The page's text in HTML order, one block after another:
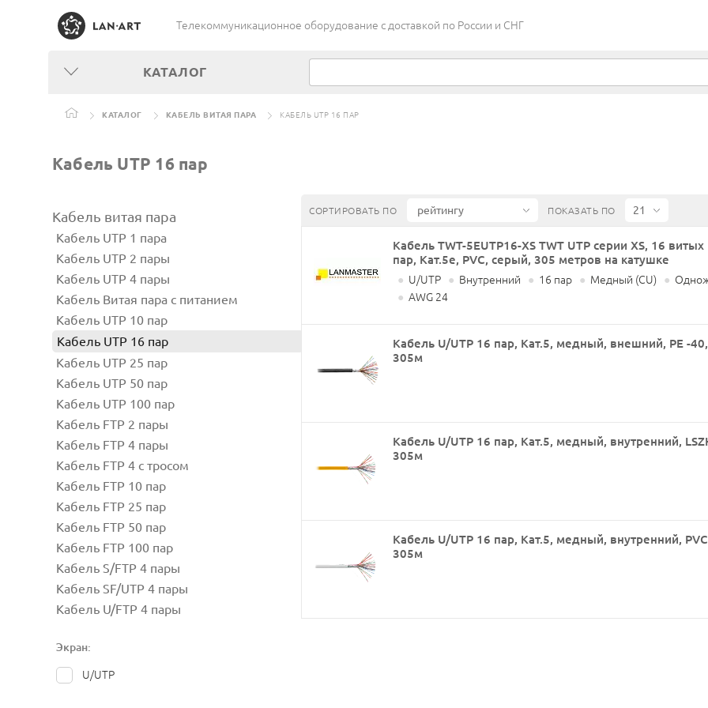
Телекоммуникационное оборудование c доставкой по России и СНГ
КАТАЛОГ
КАТАЛОГ КАБЕЛЬ ВИТАЯ ПАРА КАБЕЛЬ UTP 16 ПАР
Кабель UTP 16 пар
Кабель витая пара
Кабель UTP 1 пара
Кабель UTP 2 пары
Кабель UTP 4 пары
Кабель Витая пара с питанием
Кабель UTP 10 пар
Кабель UTP 16 пар
Кабель UTP 25 пар
Кабель UTP 50 пар
Кабель UTP 100 пар
Кабель FTP 2 пары
Кабель FTP 4 пары
Кабель FTP 4 с тросом
Кабель FTP 10 пар
Кабель FTP 25 пар
Кабель FTP 50 пар
Кабель FTP 100 пар
Кабель S/FTP 4 пары
Кабель SF/UTP 4 пары
Кабель U/FTP 4 пары
Экран:
U/UTP
СОРТИРОВАТЬ ПО ПОКАЗАТЬ ПО
Кабель TWT-5EUTP16-XS TWT UTP серии XS, 16 витых
пар, Кат.5e, PVC, серый, 305 метров на катушке
● U/UTP ● Внутренний ● 16 пар ● Медный (CU) ●
● AWG 24
Кабель U/UTP 16 пар, Кат.5, медный, внешний, PE -40,
305м
Кабель U/UTP 16 пар, Кат.5, медный, внутренний,
305м
Кабель U/UTP 16 пар, Кат.5, медный, внутренний,
305м